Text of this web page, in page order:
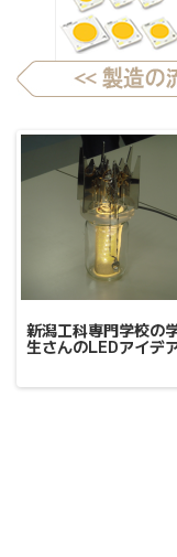
新潟工科専門学校の
生さんのLEDアイデ